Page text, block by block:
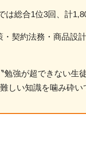
総合1位3回、計
契約法務・商品設
勉強が超できない生
しい知識を噛み砕い